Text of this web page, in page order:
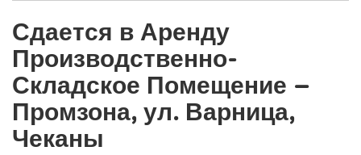
Сдается в Аренду
Производственно-
Складское Помещение –
Промзона, ул. Варница,
Чеканы